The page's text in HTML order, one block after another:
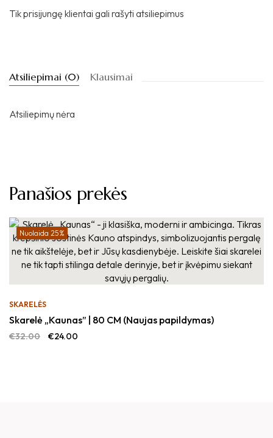
Tik prisijungę klientai gali rašyti atsiliepimus
Atsiliepimai (0) Klausimai
Atsiliepimų nėra
Panašios prekės
Nuolaida 25%
SKARELĖS
Skarelė „Kaunas” | 80 CM (Naujas papildymas)
€32.00 €24.00